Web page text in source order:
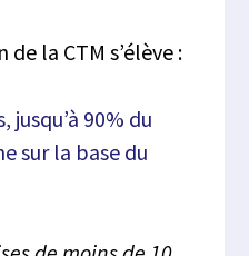
la CTM s’élève :
jusqu’à 90% du
sur la base du